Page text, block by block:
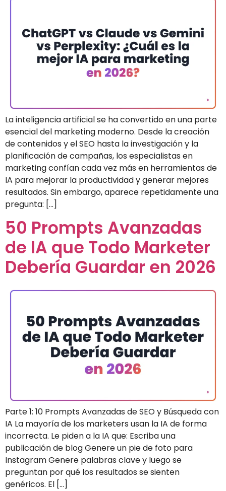
La inteligencia artificial se ha convertido en una parte
esencial del marketing moderno. Desde la creación
de contenidos y el SEO hasta la investigación y la
planificación de campañas, los especialistas en
marketing confían cada vez más en herramientas de
IA para mejorar la productividad y generar mejores
resultados. Sin embargo, aparece repetidamente una
pregunta: […]
50 Prompts Avanzadas
de IA que Todo Marketer
Debería Guardar en 2026
Parte 1: 10 Prompts Avanzadas de SEO y Búsqueda con
IA La mayoría de los marketers usan la IA de forma
incorrecta. Le piden a la IA que: Escriba una
publicación de blog Genere un pie de foto para
Instagram Genere palabras clave y luego se
preguntan por qué los resultados se sienten
genéricos. El […]